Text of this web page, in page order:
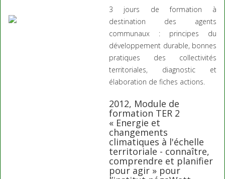
3 jours de formation à
destination des agents
communaux : principes du
développement durable, bonnes
pratiques des collectivités
territoriales, diagnostic et
élaboration de fiches actions.
2012, Module de
formation TER 2
« Energie et
changements
climatiques à l'échelle
territoriale - connaître,
comprendre et planifier
pour agir » pour